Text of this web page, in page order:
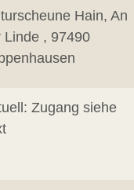
Hain, An
Linde , 97490
Zugang siehe